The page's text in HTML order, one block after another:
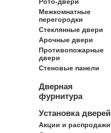
Межкомнатные
перегородки
Стеклянные двери
Арочные двери
Противопожарные
двери
Стеновые панели
Дверная
фурнитура
Установка дверей
Акции и распродажи